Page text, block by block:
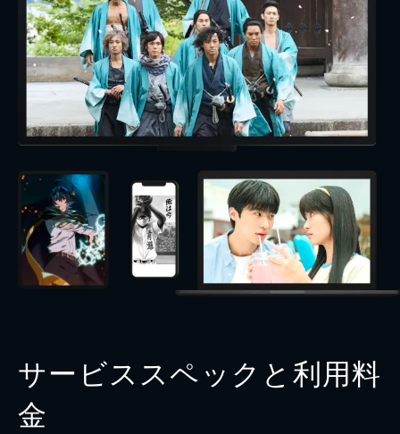
サービススペックと利用料
金